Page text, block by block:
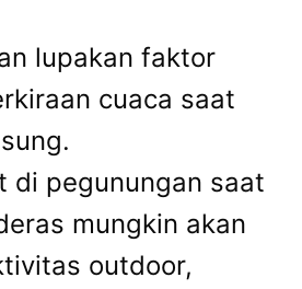
lupakan faktor
cuaca saat
di pegunungan saat
mungkin akan
outdoor,